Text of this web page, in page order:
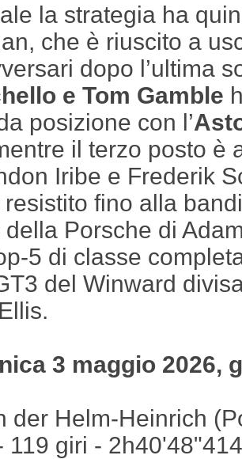
la strategia ha
che è riuscito a
dopo l’ultima
e Tom Gamble
posizione con l’
il terzo posto è
Iribe e Frederik
resistito fino alla
della Porsche di
5 di classe
del Winward
3 maggio 2026,
der Helm-Heinrich
119 giri - 2h40'48"414